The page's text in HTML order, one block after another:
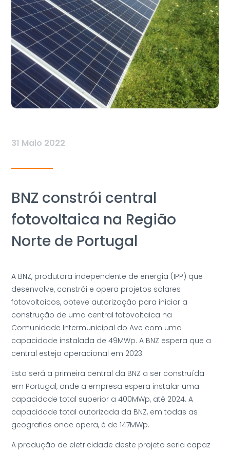
31 Maio 2022
BNZ constrói central
fotovoltaica na Região
Norte de Portugal
A BNZ, produtora independente de energia (IPP) que
desenvolve, constrói e opera projetos solares
fotovoltaicos, obteve autorização para iniciar a
construção de uma central fotovoltaica na
Comunidade Intermunicipal do Ave com uma
capacidade instalada de 49MWp. A BNZ espera que a
central esteja operacional em 2023.
Esta será a primeira central da BNZ a ser construída
em Portugal, onde a empresa espera instalar uma
capacidade total superior a 400MWp, até 2024. A
capacidade total autorizada da BNZ, em todas as
geografias onde opera, é de 147MWp.
A produção de eletricidade deste projeto seria capaz